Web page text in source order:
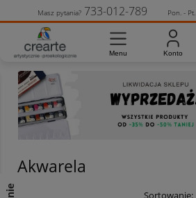
Akwarela
Sortowanie:
Masz pytania? 733-012-789 Pon. - Pt.